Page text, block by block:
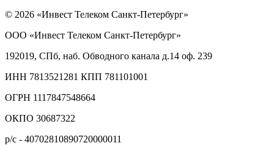
© 2026 «Инвест Телеком Санкт-Петербург»
ООО «Инвест Телеком Санкт-Петербург»
192019, СПб, наб. Обводного канала д.14 оф. 239
ИНН 7813521281 КПП 781101001
ОГРН 1117847548664
ОКПО 30687322
р/с - 40702810890720000011